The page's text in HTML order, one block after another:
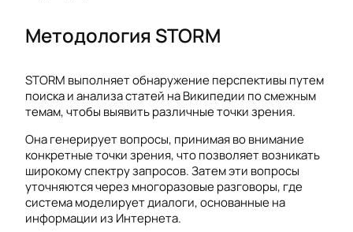
Методология STORM
STORM выполняет обнаружение перспективы путем
поиска и анализа статей на Википедии по смежным
темам, чтобы выявить различные точки зрения.
Она генерирует вопросы, принимая во внимание
конкретные точки зрения, что позволяет возникать
широкому спектру запросов. Затем эти вопросы
уточняются через многоразовые разговоры, где
система моделирует диалоги, основанные на
информации из Интернета.